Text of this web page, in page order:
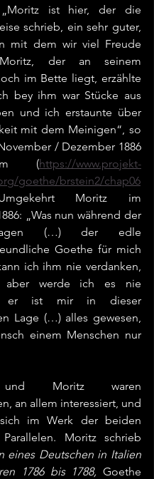
„Moritz ist hier, der die
schrieb, ein sehr guter,
mit dem wir viel Freude
der an seinem
im Bette liegt, erzählte
bey ihm war Stücke aus
und ich erstaunte über
mit dem Meinigen“, so
/ Dezember 1886
(https://www.projekt-
goethe/brstein2/chap06
Moritz im
„Was nun während der
(…) der edle
Goethe für mich
ich ihm nie verdanken,
aber werde ich es nie
er ist mir in dieser
Lage (…) alles gewesen,
einem Menschen nur
Moritz waren
an allem interessiert, und
im Werk der beiden
Moritz schrieb
eines Deutschen in Italien
1786 bis 1788, Goethe